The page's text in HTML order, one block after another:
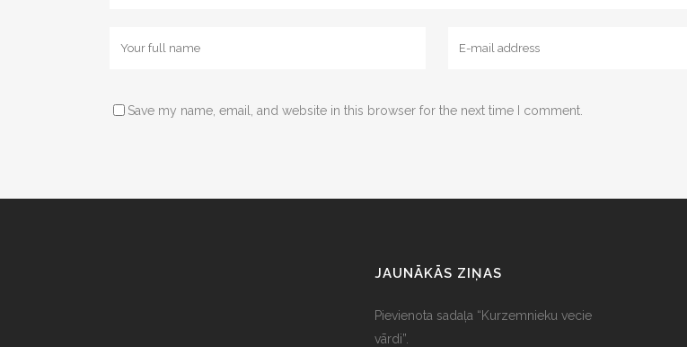
Save my name, email, and website in this browser for the next time I comment.
JAUNĀKĀS ZIŅAS
Pievienota sadaļa “Kurzemnieku vecie
vārdi”.